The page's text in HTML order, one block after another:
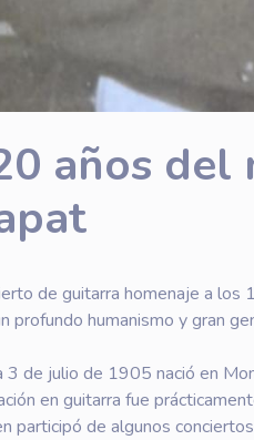
años
de guitarra homenaje a los
profundo humanismo y gran
3 de julio de 1905 nació en
en guitarra fue
participó de algunos